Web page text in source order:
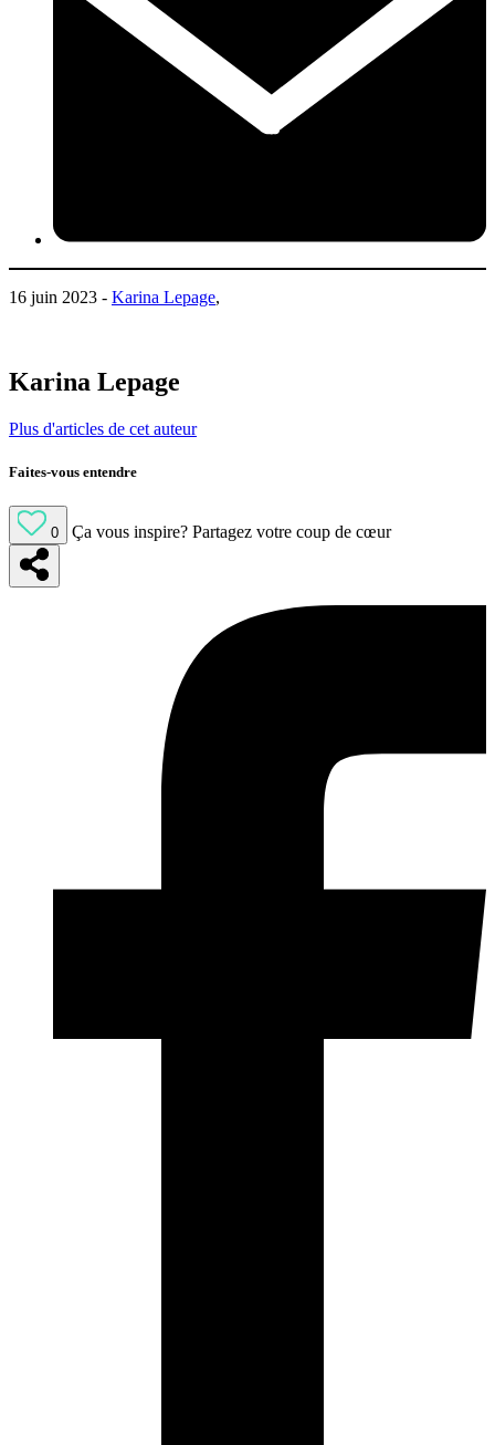
16 juin 2023 - Karina Lepage,
Karina Lepage
Plus d'articles de cet auteur
Faites-vous entendre
0 Ça vous inspire? Partagez votre coup de cœur